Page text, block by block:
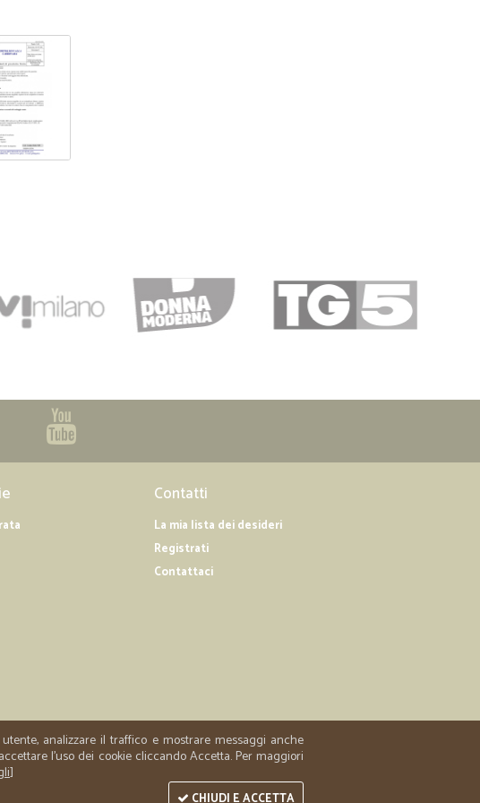
—Ruben hugue B.
soddisfatto del…
soddisfatto del servizio
—Barbara A.
23/11/2019
—Patrizia M.
qualità-prezzo
Giorgio V.
Contatti
La mia lista dei desideri
Registrati
Contattaci
analizzare il traffico e mostrare messaggi anche
l'uso dei cookie cliccando Accetta. Per maggiori
]
CHIUDI E ACCETTA